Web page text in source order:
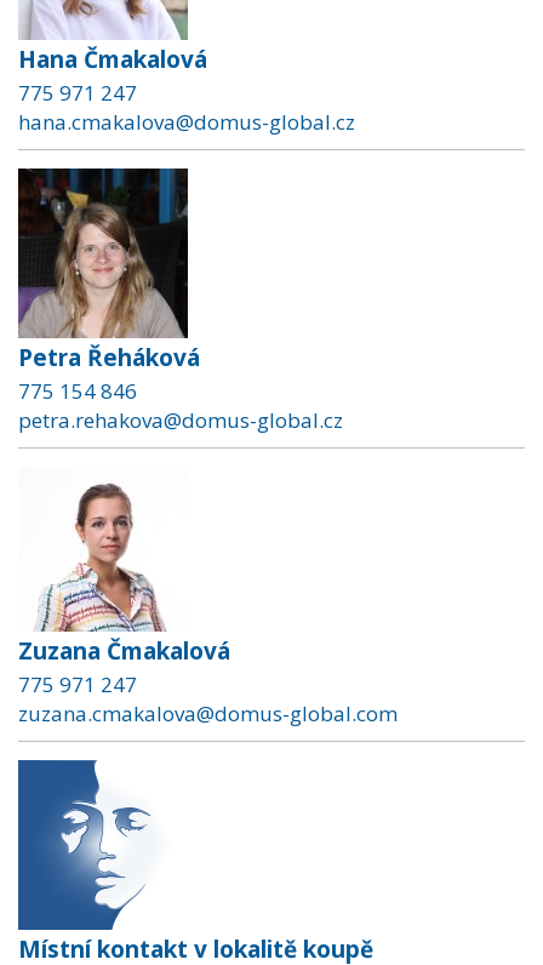
Hana Čmakalová
775 971 247
hana.cmakalova@domus-global.cz
Petra Řeháková
775 154 846
petra.rehakova@domus-global.cz
Zuzana Čmakalová
775 971 247
zuzana.cmakalova@domus-global.com
Místní kontakt v lokalitě koupě